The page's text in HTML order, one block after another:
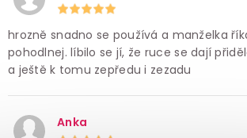
hrozně snadno se používá a manželka
pohodlnej. líbilo se jí, že ruce se dají
a ještě k tomu zepředu i zezadu
Anka